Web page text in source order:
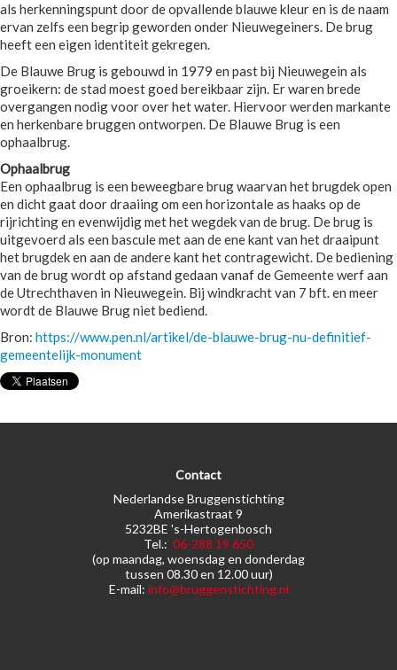
als herkenningspunt door de opvallende blauwe kleur en is de naam
ervan zelfs een begrip geworden onder Nieuwegeiners. De brug
heeft een eigen identiteit gekregen.
De Blauwe Brug is gebouwd in 1979 en past bij Nieuwegein als
groeikern: de stad moest goed bereikbaar zijn. Er waren brede
overgangen nodig voor over het water. Hiervoor werden markante
en herkenbare bruggen ontworpen. De Blauwe Brug is een
ophaalbrug.
Ophaalbrug
Een ophaalbrug is een beweegbare brug waarvan het brugdek open
en dicht gaat door draaiing om een horizontale as haaks op de
rijrichting en evenwijdig met het wegdek van de brug. De brug is
uitgevoerd als een bascule met aan de ene kant van het draaipunt
het brugdek en aan de andere kant het contragewicht. De bediening
van de brug wordt op afstand gedaan vanaf de Gemeente werf aan
de Utrechthaven in Nieuwegein. Bij windkracht van 7 bft. en meer
wordt de Blauwe Brug niet bediend.
Bron: https://www.pen.nl/artikel/de-blauwe-brug-nu-definitief-
gemeentelijk-monument
Contact
Nederlandse Bruggenstichting
Amerikastraat 9
5232BE 's-Hertogenbosch
Tel.: 06-288 19 650
(op maandag, woensdag en donderdag
tussen 08.30 en 12.00 uur)
E-mail: info@bruggenstichting.nl